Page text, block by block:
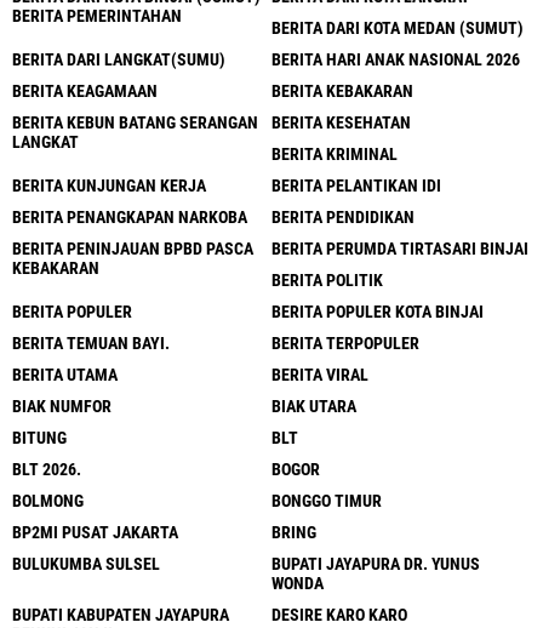
BERITA PEMERINTAHAN
BERITA DARI KOTA MEDAN (SUMUT)
BERITA DARI LANGKAT(SUMU)
BERITA HARI ANAK NASIONAL 2026
BERITA KEAGAMAAN
BERITA KEBAKARAN
BERITA KEBUN BATANG SERANGAN
LANGKAT
BERITA KESEHATAN
BERITA KRIMINAL
BERITA KUNJUNGAN KERJA
BERITA PELANTIKAN IDI
BERITA PENANGKAPAN NARKOBA
BERITA PENDIDIKAN
BERITA PENINJAUAN BPBD PASCA
KEBAKARAN
BERITA PERUMDA TIRTASARI BINJAI
BERITA POLITIK
BERITA POPULER
BERITA POPULER KOTA BINJAI
BERITA TEMUAN BAYI.
BERITA TERPOPULER
BERITA UTAMA
BERITA VIRAL
BIAK NUMFOR
BIAK UTARA
BITUNG
BLT
BLT 2026.
BOGOR
BOLMONG
BONGGO TIMUR
BP2MI PUSAT JAKARTA
BRING
BULUKUMBA SULSEL
BUPATI JAYAPURA DR. YUNUS
WONDA
BUPATI KABUPATEN JAYAPURA
DESIRE KARO KARO